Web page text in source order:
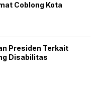
Coblong Kota
Presiden Terkait
Disabilitas